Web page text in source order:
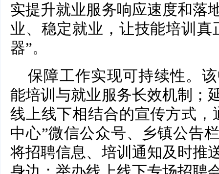
实提升就业服务响应速度和落
业、稳定就业，让技能培训真
器”。
保障工作实现可持续性。
能培训与就业服务长效机制；
线上线下相结合的宣传方式，
中心”微信公众号、乡镇公告
将招聘信息、培训通知及时推